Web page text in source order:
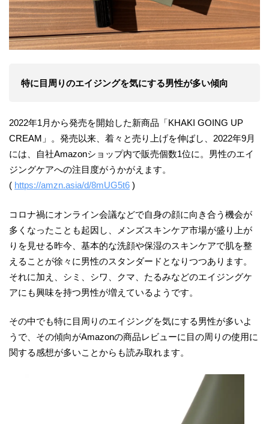
特に目周りのエイジングを気にする男性が多い傾向
2022年1月から発売を開始した新商品「KHAKI GOING UP
CREAM」。発売以来、着々と売り上げを伸ばし、2022年9月
には、自社Amazonショップ内で販売個数1位に。男性のエイ
ジングケアへの注目度がうかがえます。
( https://amzn.asia/d/8mUG5t6 )
コロナ禍にオンライン会議などで自身の顔に向き合う機会が
多くなったことも起因し、メンズスキンケア市場が盛り上が
りを見せる昨今、基本的な洗顔や保湿のスキンケアで肌を整
えることが徐々に男性のスタンダードとなりつつあります。
それに加え、シミ、シワ、クマ、たるみなどのエイジングケ
アにも興味を持つ男性が増えているようです。
その中でも特に目周りのエイジングを気にする男性が多いよ
うで、その傾向がAmazonの商品レビューに目の周りの使用に
関する感想が多いことからも読み取れます。